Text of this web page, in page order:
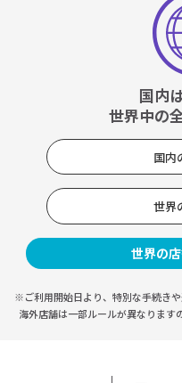
国内
世界中の
国内
世界
世界の
※ご利用開始日より、特別な手続きや
海外店舗は一部ルールが異なりますの